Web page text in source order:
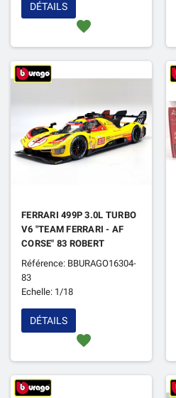
favorite
DÉTAILS
FERRARI 499P 3.0L TURBO
V6 "TEAM FERRARI - AF
CORSE" 83 ROBERT
KUBICA / ROBERT
SHWARTZMAN / YIFEI YE
24H DU MANS 2024
Référence: BBURAGO16304-
83
Echelle: 1/18
favorite
DÉTAILS